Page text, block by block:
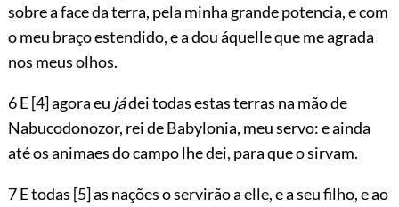
sobre a face da terra, pela minha grande potencia, e com
o meu braço estendido, e a dou áquelle que me agrada
nos meus olhos.
6 E[4]agora eu jádei todas estas terras na mão de
Nabucodonozor, rei de Babylonia, meu servo: e ainda
até os animaes do campo lhe dei, para que o sirvam.
7 E todas [5]as nações o servirão a elle, e a seu filho, e ao